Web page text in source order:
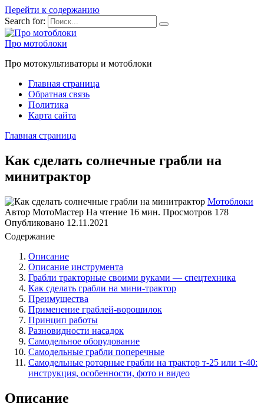
Перейти к содержанию
Search for:
Про мотоблоки
Про мотокультиваторы и мотоблоки
Главная страница
Обратная связь
Политика
Карта сайта
Главная страница
Как сделать солнечные грабли на
минитрактор
Мотоблоки
Автор МотоМастер На чтение 16 мин. Просмотров 178
Опубликовано 12.11.2021
Содержание
Описание
Описание инструмента
Грабли тракторные своими руками — спецтехника
Как сделать грабли на мини-трактор
Преимущества
Применение граблей-ворошилок
Принцип работы
Разновидности насадок
Самодельное оборудование
Самодельные грабли поперечные
Самодельные роторные грабли на трактор т-25 или т-40:
инструкция, особенности, фото и видео
Описание